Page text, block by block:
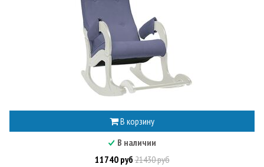
В корзину
В наличии
11740 руб21430 руб